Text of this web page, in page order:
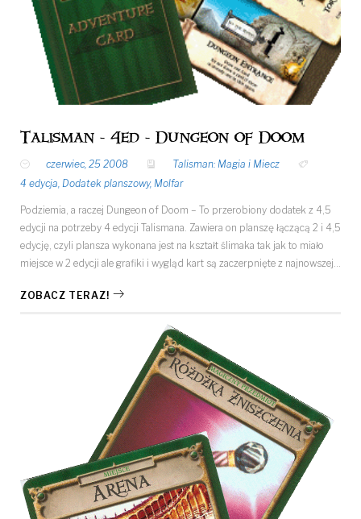
Talisman - 4ed - Dungeon of Doom
czerwiec, 25 2008
Talisman: Magia i Miecz
4 edycja, Dodatek planszowy, Molfar
Podziemia, a raczej Dungeon of Doom – To przerobiony dodatek z 4,5
edycji na potrzeby 4 edycji Talismana. Zawiera on planszę łączącą 2 i 4,5
edycję, czyli plansza wykonana jest na kształt ślimaka tak jak to miało
miejsce w 2 edycji ale grafiki i wygląd kart są zaczerpnięte z najnowszej…
ZOBACZ TERAZ!